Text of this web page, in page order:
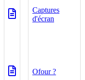
Captures
d'écran
Ofour ?